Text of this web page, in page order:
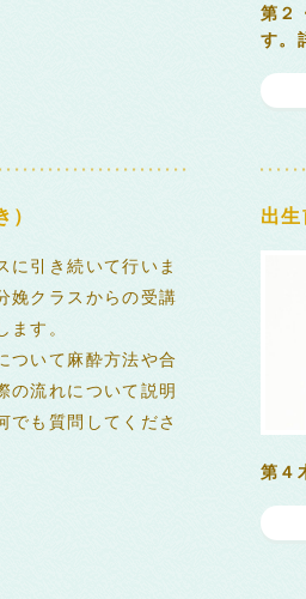
第２
す。
）
に引き続いて行いま
娩クラスからの受講
ます。
ついて麻酔方法や合
の流れについて説明
でも質問してくださ
出
第４